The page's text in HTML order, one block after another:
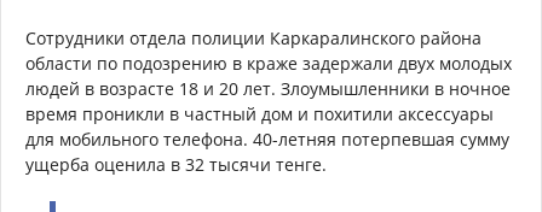
Сотрудники отдела полиции Каркаралинского района
области по подозрению в краже задержали двух молодых
людей в возрасте 18 и 20 лет. Злоумышленники в ночное
время проникли в частный дом и похитили аксессуары
для мобильного телефона. 40-летняя потерпевшая сумму
ущерба оценила в 32 тысячи тенге.